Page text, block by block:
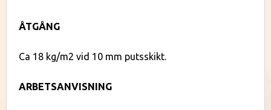
ÅTGÅNG
Ca 18 kg/m2 vid 10 mm putsskikt.
ARBETSANVISNING